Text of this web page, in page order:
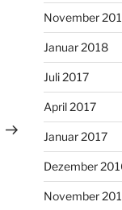
Nächster
Beitrag
November
Januar 2018
Juli 2017
April 2017
Januar 2017
Dezember
November